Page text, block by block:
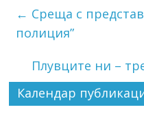
← Среща с
полиция”
Плувците ни –
Календар